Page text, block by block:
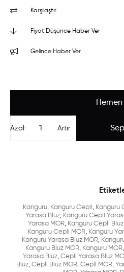
Karşılaştır
Fiyat Düşünce Haber Ver
Gelince Haber Ver
Artır
Azalt
Kanguru, Kanguru Cepli , Kanguru
Yarasa Bluz, Kanguru Cepli
Yarasa MOR, Kanguru Cepli Bluz
Kanguru Cepli MOR, Kanguru
Kanguru Yarasa Bluz MOR,
Kanguru Bluz MOR, Kanguru MOR,
Yarasa Bluz, Cepli Yarasa Bluz
Bluz, Cepli Bluz MOR, Cepli MOR,